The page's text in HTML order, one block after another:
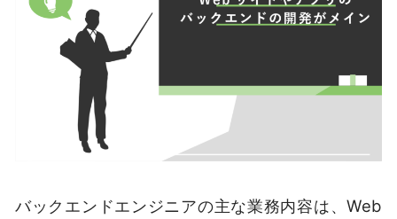
バックエンドエンジニアの主な業務内容は、Web